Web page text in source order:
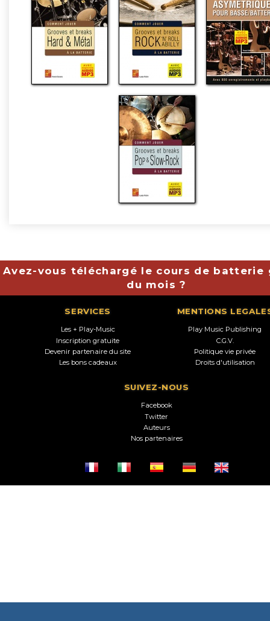
Avez-vous téléchargé le cours de batterie
du mois ?
SERVICES
Les + Play-Music
Inscription gratuite
Devenir partenaire du site
Les bons cadeaux
MENTIONS
Play Music Publishing
C.G.V.
Politique vie privée
Droits d'utilisation
SUIVEZ-NOUS
Facebook
Twitter
Auteurs
Nos partenaires